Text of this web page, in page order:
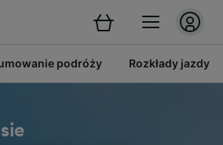
podróży Rozkłady jazdy